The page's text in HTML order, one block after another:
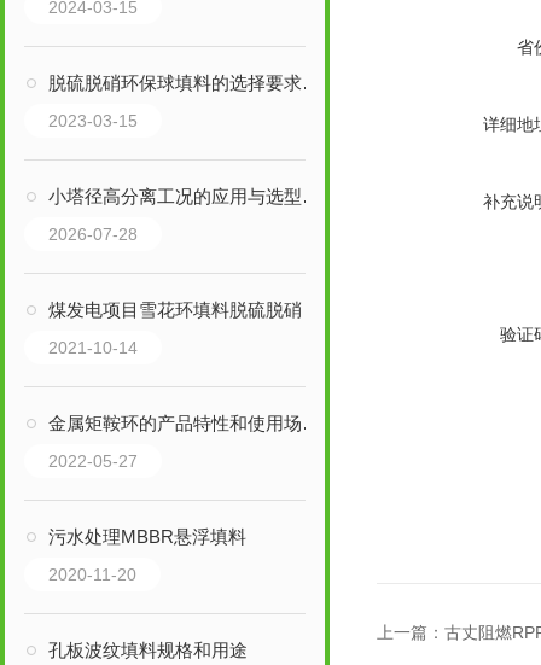
2024-03-15
脱硫脱硝环保球填料的选择要求有哪些？
2023-03-15
小塔径高分离工况的应用与选型思路
2026-07-28
煤发电项目雪花环填料脱硫脱硝
2021-10-14
金属矩鞍环的产品特性和使用场合说明
2022-05-27
污水处理MBBR悬浮填料
2020-11-20
孔板波纹填料规格和用途
省
详细地
补充说
验证
上一篇： 古丈阻燃